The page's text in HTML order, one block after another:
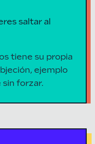
saltar al
tiene su propia
ejemplo
sin forzar.